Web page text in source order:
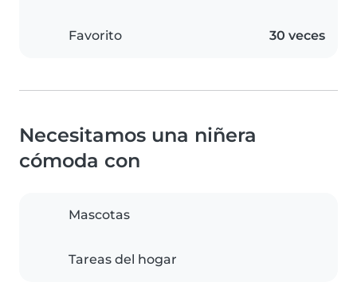
Favorito 30 veces
Necesitamos una niñera
cómoda con
Mascotas
Tareas del hogar